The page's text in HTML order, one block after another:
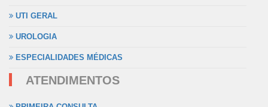
UTI GERAL
UROLOGIA
ESPECIALIDADES MÉDICAS
ATENDIMENTOS